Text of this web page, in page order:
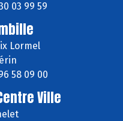
03 99 59
Lormel
58 09 00
Ville